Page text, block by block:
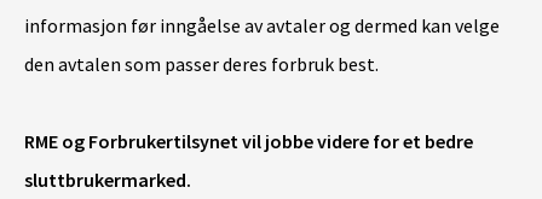
informasjon før inngåelse av avtaler og dermed kan velge
den avtalen som passer deres forbruk best.
RME og Forbrukertilsynet vil jobbe videre for et bedre
sluttbrukermarked.